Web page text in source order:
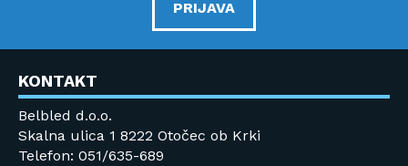
PRIJAVA
KONTAKT
Belbled d.o.o.
Skalna ulica 1 8222 Otočec ob Krki
Telefon: 051/635-689